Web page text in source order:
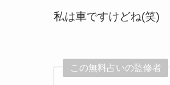
私は車ですけどね(笑)
この無料占いの監修者